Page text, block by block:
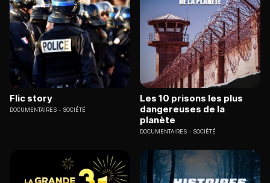
Flic story
DOCUMENTAIRES SOCIÉTÉ
Les 10 prisons les plus
dangereuses de la
planète
DOCUMENTAIRES SOCIÉTÉ